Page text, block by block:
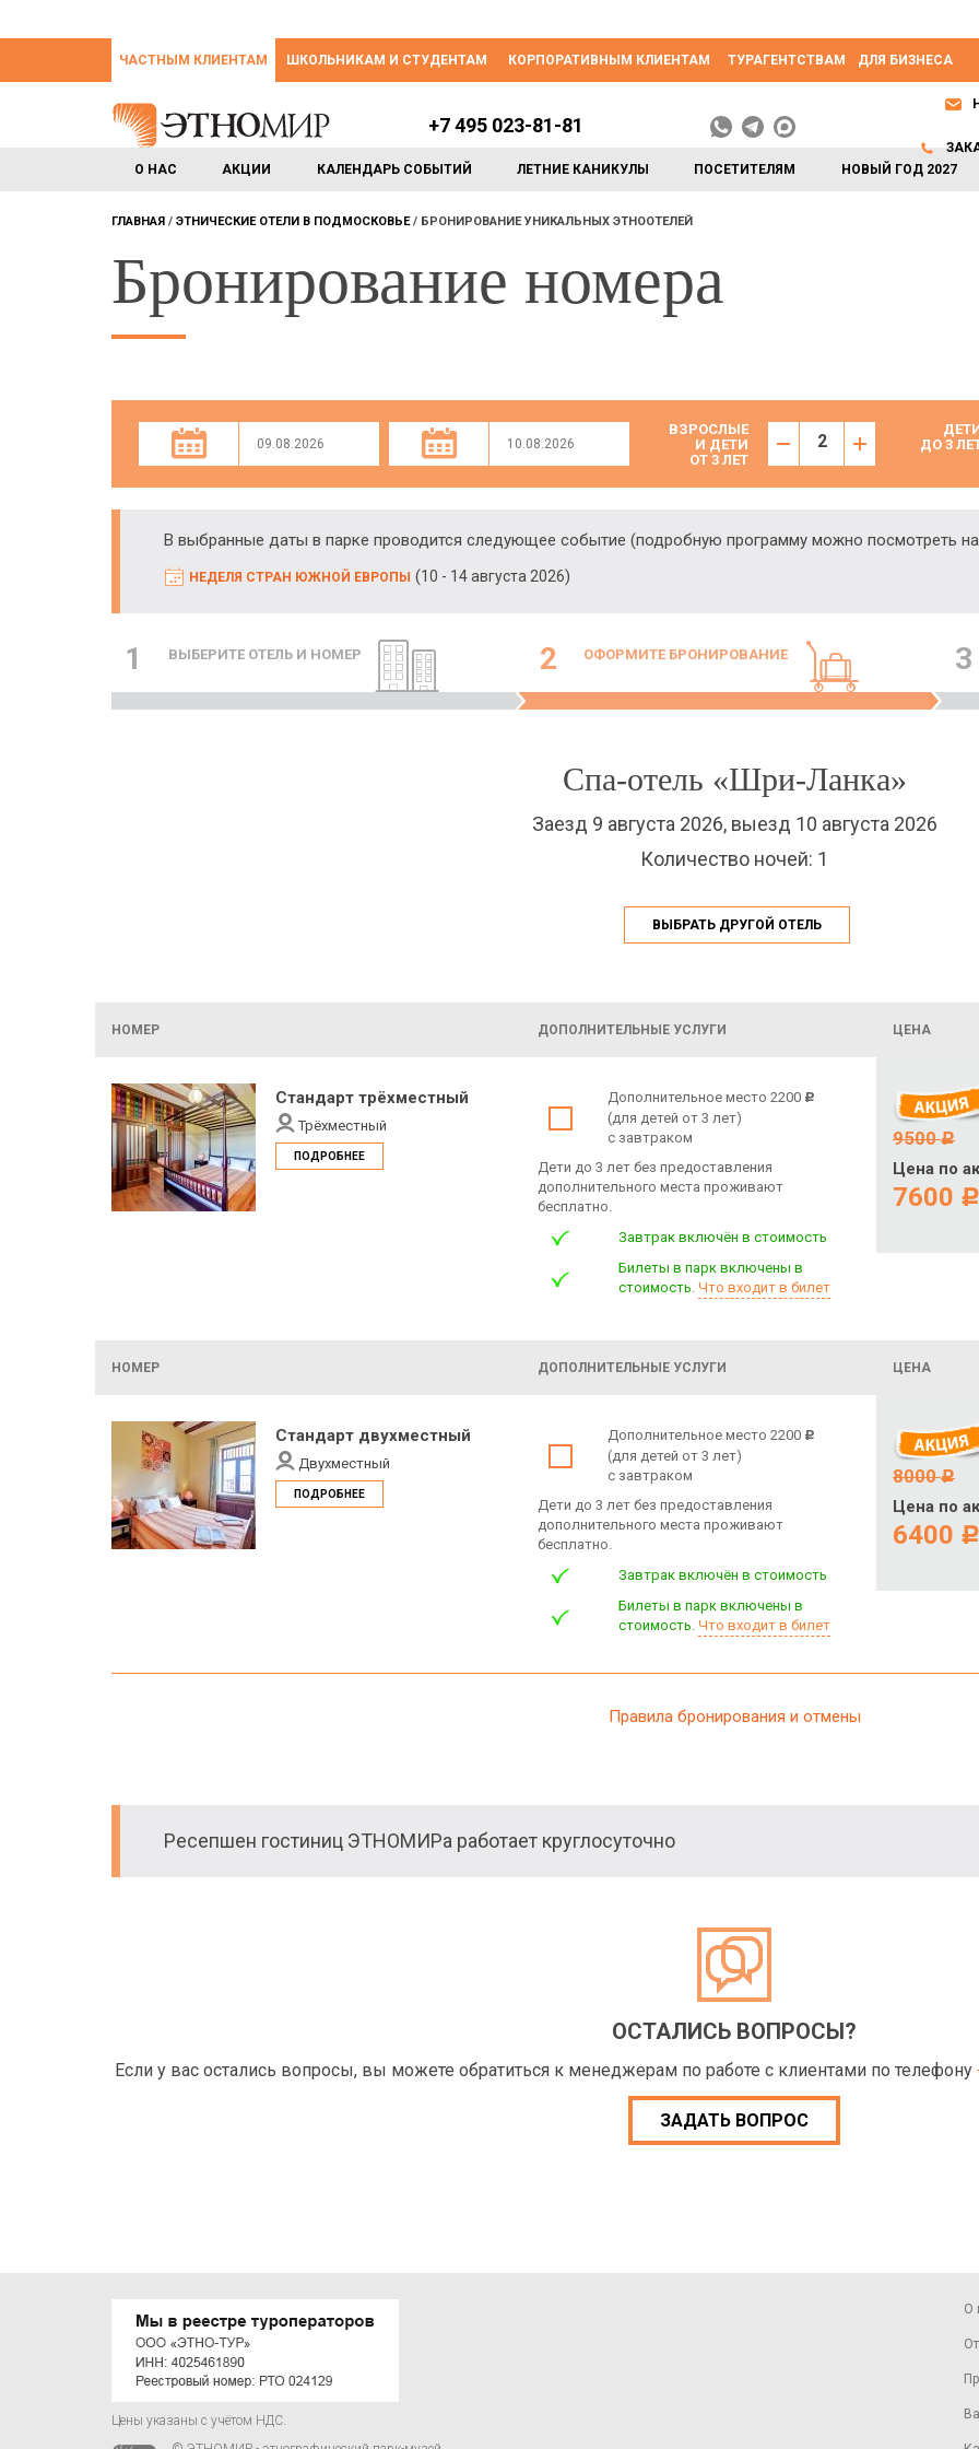
ЧАСТНЫМ КЛИЕНТАМ ШКОЛЬНИКАМ И СТУДЕНТАМ КОРПОРАТИВНЫМ КЛИЕНТАМ ТУРАГЕНТСТВАМ ДЛЯ БИЗНЕСА
О НАС АКЦИИ КАЛЕНДАРЬ СОБЫТИЙ ЛЕТНИЕ КАНИКУЛЫ ПОСЕТИТЕЛЯМ НОВЫЙ ГОД 2027
+7 495 023-81-81
ГЛАВНАЯ ЭТНИЧЕСКИЕ ОТЕЛИ В ПОДМОСКОВЬЕ БРОНИРОВАНИЕ УНИКАЛЬНЫХ ЭТНООТЕЛЕЙ
Бронирование номера
ВЗРОСЛЫЕ
И ДЕТИ
ОТ 3 ЛЕТ
ДО 3
В выбранные даты в парке проводится следующее событие (подробную программу можно посмотреть
НЕДЕЛЯ СТРАН ЮЖНОЙ ЕВРОПЫ (10 - 14 августа 2026)
1 ВЫБЕРИТЕ ОТЕЛЬ И НОМЕР 2 ОФОРМИТЕ БРОНИРОВАНИЕ 3
Спа-отель «Шри-Ланка»
Заезд 9 августа 2026, выезд 10 августа 2026
Количество ночей: 1
ВЫБРАТЬ ДРУГОЙ ОТЕЛЬ
НОМЕР ДОПОЛНИТЕЛЬНЫЕ УСЛУГИ ЦЕНА
Стандарт трёхместный
Трёхместный
ПОДРОБНЕЕ
Дополнительное место 2200 c
(для детей от 3 лет)
с завтраком
Дети до 3 лет без предоставления
дополнительного места проживают
бесплатно.
Завтрак включён в стоимость
Билеты в парк включены в
стоимость. Что входит в билет
9500 c
Цена по
7600 c
НОМЕР ДОПОЛНИТЕЛЬНЫЕ УСЛУГИ ЦЕНА
Стандарт двухместный
Двухместный
ПОДРОБНЕЕ
Дополнительное место 2200 c
(для детей от 3 лет)
с завтраком
Дети до 3 лет без предоставления
дополнительного места проживают
бесплатно.
Завтрак включён в стоимость
Билеты в парк включены в
стоимость. Что входит в билет
8000 c
Цена по
6400 c
Правила бронирования и отмены
Ресепшен гостиниц ЭТНОМИРа работает круглосуточно
ОСТАЛИСЬ ВОПРОСЫ?
Если у вас остались вопросы, вы можете обратиться к менеджерам по работе с клиентами по телефону
ЗАДАТЬ ВОПРОС
О
Цены указаны с учётом НДС.